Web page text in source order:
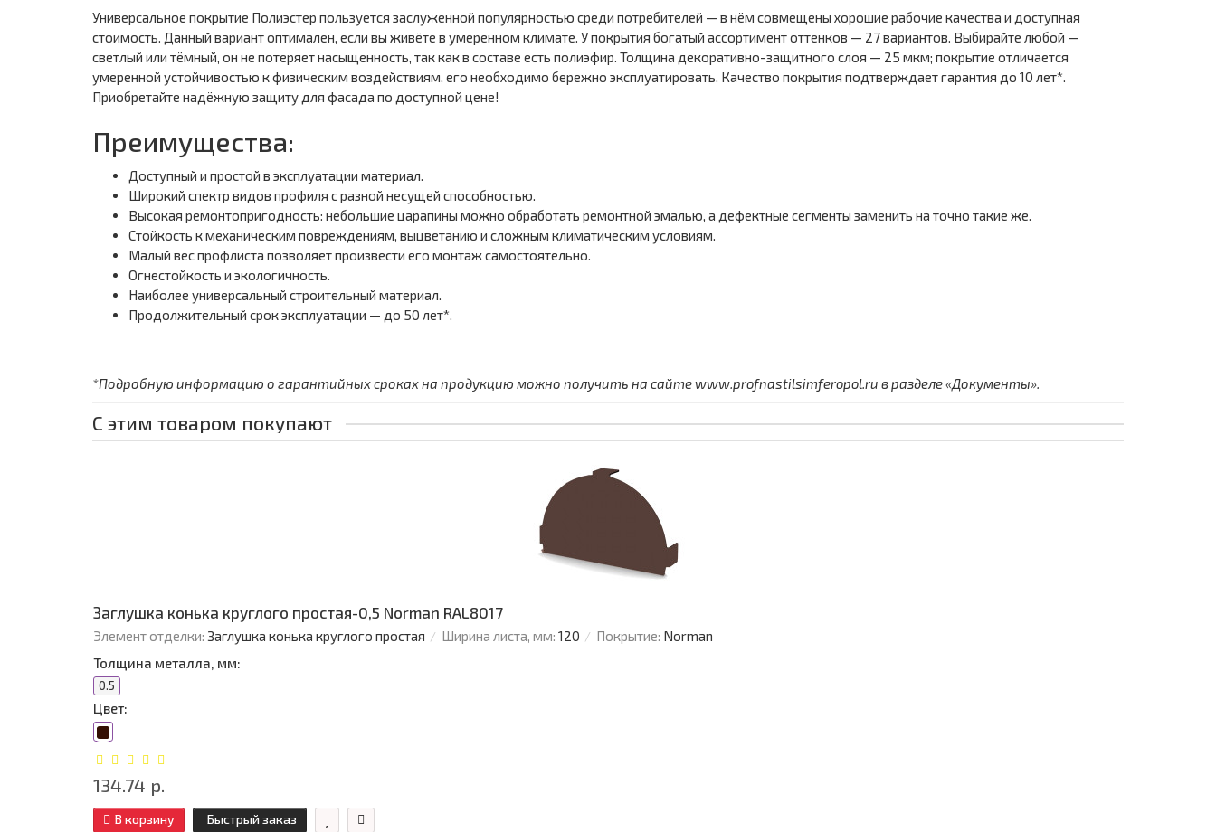
Универсальное покрытие Полиэстер пользуется заслуженной популярностью среди потребителей — в нём совмещены хорошие рабочие качества и доступная
стоимость. Данный вариант оптимален, если вы живёте в умеренном климате. У покрытия богатый ассортимент оттенков — 27 вариантов. Выбирайте любой —
светлый или тёмный, он не потеряет насыщенность, так как в составе есть полиэфир. Толщина декоративно-защитного слоя — 25 мкм; покрытие отличается
умеренной устойчивостью к физическим воздействиям, его необходимо бережно эксплуатировать. Качество покрытия подтверждает гарантия до 10 лет*.
Приобретайте надёжную защиту для фасада по доступной цене!
Преимущества:
Доступный и простой в эксплуатации материал.
Широкий спектр видов профиля с разной несущей способностью.
Высокая ремонтопригодность: небольшие царапины можно обработать ремонтной эмалью, а дефектные сегменты заменить на точно такие же.
Стойкость к механическим повреждениям, выцветанию и сложным климатическим условиям.
Малый вес профлиста позволяет произвести его монтаж самостоятельно.
Огнестойкость и экологичность.
Наиболее универсальный строительный материал.
Продолжительный срок эксплуатации — до 50 лет*.
*Подробную информацию о гарантийных сроках на продукцию можно получить на сайте www.profnastilsimferopol.ru в разделе «Документы».
С этим товаром покупают
Заглушка конька круглого простая-0,5 Norman RAL8017
Элемент отделки: Заглушка конька круглого простая Ширина листа, мм: 120 Покрытие: Norman
Толщина металла, мм:
0.5
Цвет:
134.74 р.
В корзину Быстрый заказ